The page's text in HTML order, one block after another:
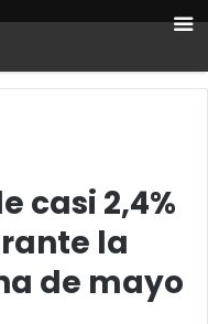
casi 2,4%
la
de mayo